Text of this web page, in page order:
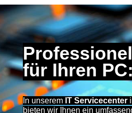
für Ihren PC:
In unseremIT Servicecenter
bieten wir Ihnen ein